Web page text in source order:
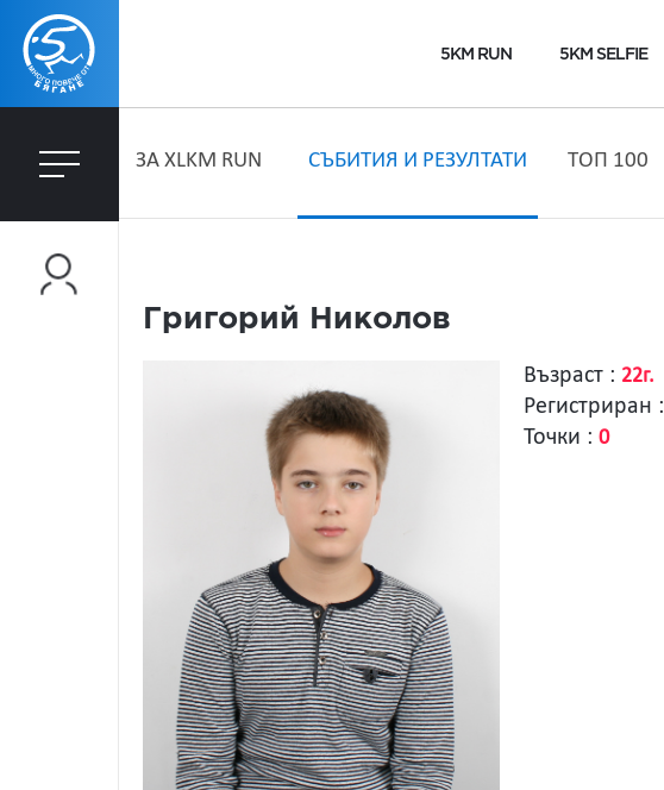
5KM RUN 5KM SELFIE
ЗA XLKM RUN СЪБИТИЯ И РЕЗУЛТАТИ ТОП 100
Григорий Николов
Възраст : 22г.
Регистриран :
Точки : 0